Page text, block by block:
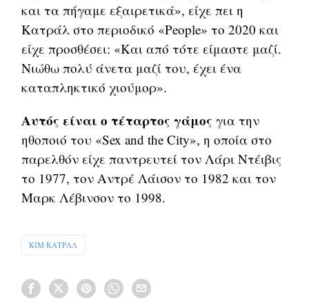
και τα πήγαμε εξαιρετικά», είχε πει η
Κατράλ στο περιοδικό «People» το 2020 και
είχε προσθέσει: «Και από τότε είμαστε μαζί.
Νιώθω πολύ άνετα μαζί του, έχει ένα
καταπληκτικό χιούμορ».
Αυτός είναι ο τέταρτος γάμος για την
ηθοποιό του «Sex and the City», η οποία στο
παρελθόν είχε παντρευτεί τον Λάρι Ντέιβις
το 1977, τον Αντρέ Λάισον το 1982 και τον
Μαρκ Λέβινσον το 1998.
ΚΙΜ ΚΑΤΡΑΛ